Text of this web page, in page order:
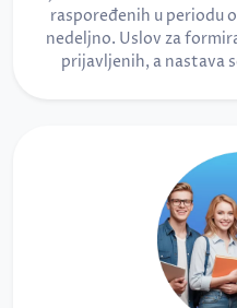
raspoređenih u periodu
nedeljno. Uslov za
prijavljenih, a nastava